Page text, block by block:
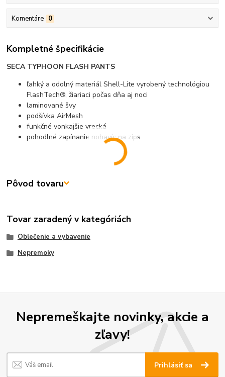
Komentáre 0
Kompletné špecifikácie
SECA TYPHOON FLASH PANTS
ľahký a odolný materiál Shell-Lite vyrobený technológiou
FlashTech®, žiariaci počas dňa aj noci
laminované švy
podšívka AirMesh
funkčné vonkajšie vrecká
pohodlné zapínanie nohavíc na zips
Pôvod tovaru
Tovar zaradený v kategóriách
Oblečenie a vybavenie
Nepremoky
Nepremeškajte novinky, akcie a
zľavy!
Prihlásiť sa